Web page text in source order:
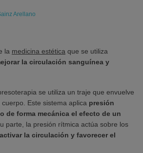
Arellano
la medicina estética que se utiliza
la circulación sanguínea y
se utiliza un traje que envuelve
Este sistema aplica presión
de forma mecánica el efecto de un
parte, la presión rítmica actúa sobre los
la circulación y favorecer el